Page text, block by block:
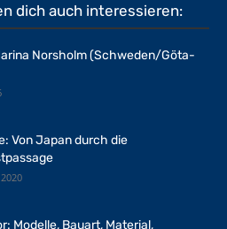
dich auch interessieren:
Norsholm (Schweden/Göta-
Von Japan durch die
Modelle, Bauart, Material,